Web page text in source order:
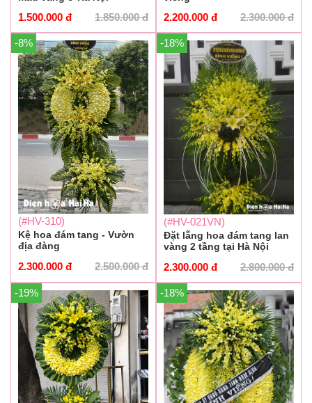
1.850.000đ
1.500.000 đ 2.300.000đ
2.200.000 đ
-8%
(#HV-310)
Kệ hoa đám tang - Vườn
địa đàng
2.500.000đ
2.300.000 đ
-18%
(#HV-021VN)
Đặt lẵng hoa đám tang lan
vàng 2 tầng tại Hà Nội
2.800.000đ
2.300.000 đ
-19% -18%